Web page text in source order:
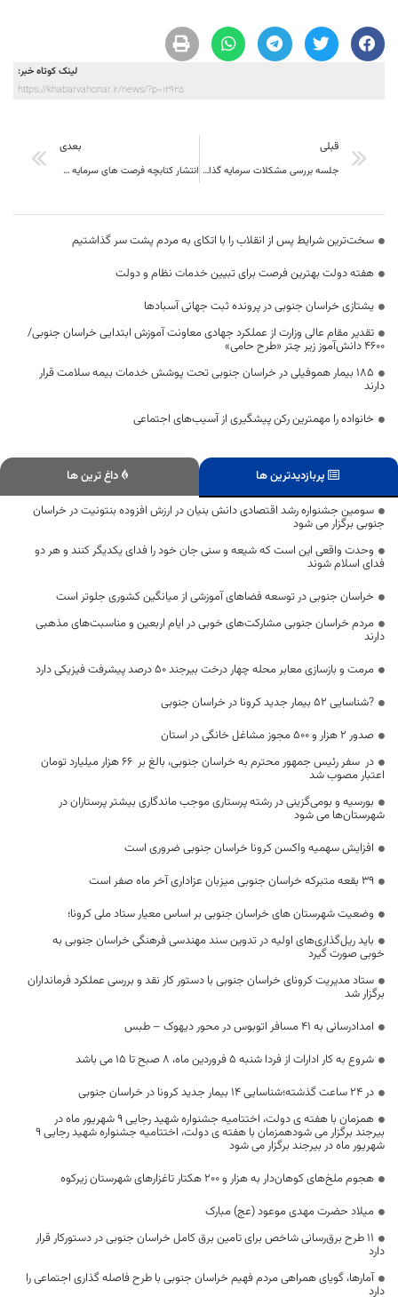
لینک کوتاه خبر:
https://khabarvahonar.ir/news/?p=12925
قبلی
جلسه بررسی مشکلات سرمایه گذاران کویر در فرمانداری سرایان برگزار شد
بعدی
انتشار کتابچه فرصت های سرمایه گذاری در صنعت گردشگری استان خراسان جنوبی کتابچه فرصت های سرمایه گذاری در صنعت گردشگری استان خراسان جنوبی توسط اداره کل میراث فرهنگی صنایع دستی و گردشگری استان چاپ و منتشر گردید.
سخت‌ترین شرایط پس از انقلاب را با اتکای به مردم پشت سر گذاشتیم
هفته دولت بهترین فرصت برای تبیین خدمات نظام و دولت
یشتازی خراسان جنوبی در پرونده ثبت جهانی آسبادها
تقدیر مقام عالی وزارت از عملکرد جهادی معاونت آموزش ابتدایی خراسان جنوبی/
۴۶۰۰ دانش‌آموز زیر چتر «طرح حامی»
۱۸۵ بیمار هموفیلی در خراسان جنوبی تحت پوشش خدمات بیمه سلامت قرار
دارند
خانواده را مهمترین رکن پیشگیری از آسیب‌های اجتماعی
پربازدیدترین ها
داغ ترین ها
سومین جشنواره رشد اقتصادی دانش بنیان در ارزش افزوده بنتونیت در خراسان
جنوبی برگزار می شود
وحدت واقعی این است که شیعه و سنی جان خود را فدای یکدیگر کنند و هر دو
فدای اسلام شوند
خراسان جنوبی در توسعه فضاهای آموزشی از میانگین کشوری جلوتر است
مردم خراسان جنوبی مشارکت‌های خوبی در ایام اربعین و مناسبت‌های مذهبی
دارند
مرمت و بازسازی معابر محله چهار درخت بیرجند 50 درصد پیشرفت فیزیکی دارد
?شناسایی ۵2 بیمار جدید کرونا در خراسان جنوبی
صدور ۲ هزار و ۵۰۰ مجوز مشاغل خانگی در استان
در سفر رئیس جمهور محترم به خراسان جنوبی، بالغ بر 66 هزار میلیارد تومان
اعتبار مصوب شد
بورسیه و بومی‌گزینی در رشته پرستاری موجب ماندگاری بیشتر پرستاران در
شهرستان‌ها می شود
افزایش سهمیه واکسن کرونا خراسان جنوبی ضروری است
۳۹ بقعه متبرکه خراسان جنوبی میزبان عزاداری آخر ماه صفر است
وضعیت شهرستان های خراسان جنوبی بر اساس معیار ستاد ملی کرونا؛
باید ریل‌گذاری‌های اولیه در تدوین سند مهندسی فرهنگی خراسان جنوبی به
خوبی صورت گیرد
ستاد مدیریت کرونای خراسان جنوبی با دستور کار نقد و بررسی عملکرد فرمانداران
برگزار شد
امدادرسانی به ۴۱ مسافر اتوبوس در محور دیهوک – طبس
شروع به کار ادارات از فردا شنبه ۵ فروردین ماه، ۸ صبح تا ۱۵ می باشد
در 24 ساعت گذشته؛شناسایی 14 بیمار جدید کرونا در خراسان جنوبی
همزمان با هفته ی دولت، اختتامیه جشنواره شهید رجایی 9 شهریور ماه در
بیرجند برگزار می شودهمزمان با هفته ی دولت، اختتامیه جشنواره شهید رجایی 9
شهریور ماه در بیرجند برگزار می شود
هجوم ملخ‌های کوهان‌دار به هزار و ۲۰۰ هکتار تاغزارهای شهرستان زیرکوه
میلاد حضرت مهدی موعود (عج) مبارک
۱۱ طرح برق‌رسانی شاخص برای تامین برق کامل خراسان جنوبی در دستورکار قرار
دارد
آمارها، گویای همراهی مردم فهیم خراسان جنوبی با طرح فاصله گذاری اجتماعی را
دارد